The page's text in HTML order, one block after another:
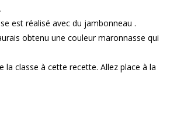
est réalisé avec du jambonneau .
obtenu une couleur maronnasse qui
classe à cette recette. Allez place à la